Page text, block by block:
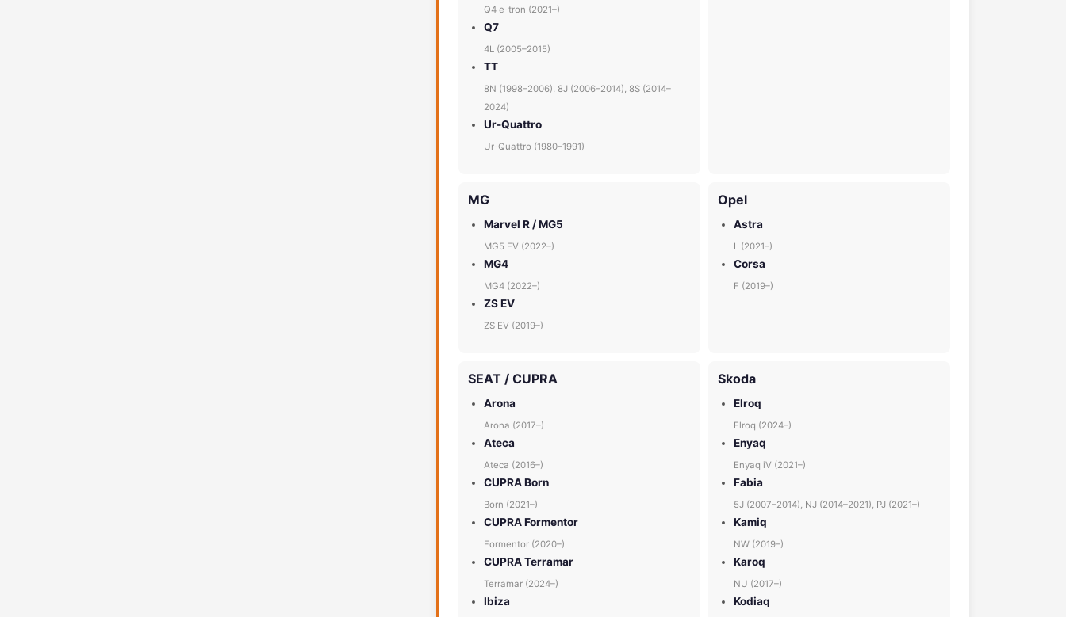
Q4 e-tron (2021–)
Q7
4L (2005–2015)
TT
8N (1998–2006), 8J (2006–2014), 8S (2014–
2024)
Ur-Quattro
Ur-Quattro (1980–1991)
MG
Marvel R / MG5
MG5 EV (2022–)
MG4
MG4 (2022–)
ZS EV
ZS EV (2019–)
Opel
Astra
L (2021–)
Corsa
F (2019–)
SEAT / CUPRA
Arona
Arona (2017–)
Ateca
Ateca (2016–)
CUPRA Born
Born (2021–)
CUPRA Formentor
Formentor (2020–)
CUPRA Terramar
Terramar (2024–)
Ibiza
Skoda
Elroq
Elroq (2024–)
Enyaq
Enyaq iV (2021–)
Fabia
5J (2007–2014), NJ (2014–2021), PJ (2021–)
Kamiq
NW (2019–)
Karoq
NU (2017–)
Kodiaq